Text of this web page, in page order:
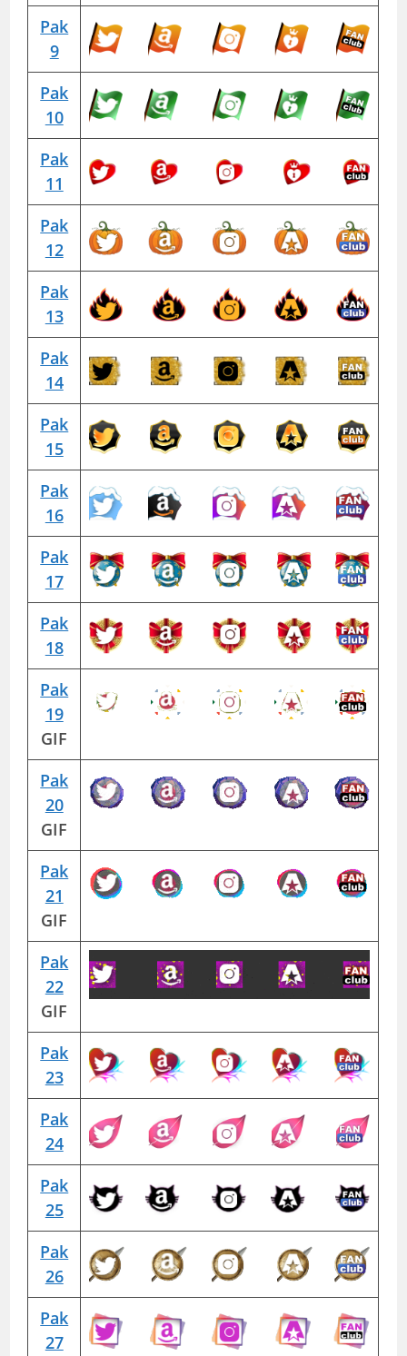
Pak
9
Pak
10
Pak
11
Pak
12
Pak
13
Pak
14
Pak
15
Pak
16
Pak
17
Pak
18
Pak
19
GIF
Pak
20
GIF
Pak
21
GIF
Pak
22
GIF
Pak
23
Pak
24
Pak
25
Pak
26
Pak
27